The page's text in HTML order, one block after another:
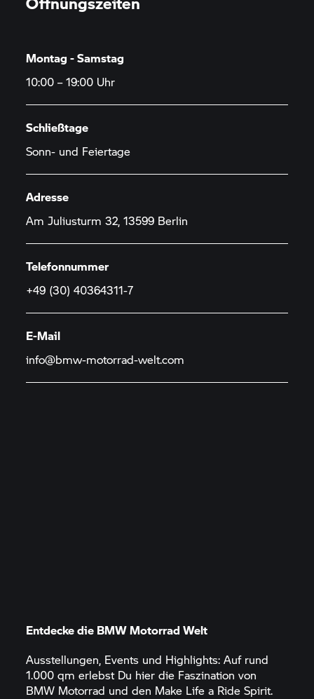
Montag - Samstag
10:00 – 19:00 Uhr
Schließtage
Sonn- und Feiertage
Adresse
Am Juliusturm 32, 13599 Berlin
Telefonnummer
+49 (30) 40364311-7
E-Mail
info@bmw-motorrad-welt.com
Entdecke die BMW Motorrad Welt
Ausstellungen, Events und Highlights: Auf rund
1.000 qm erlebst Du hier die Faszination von
BMW Motorrad und den Make Life a Ride Spirit.